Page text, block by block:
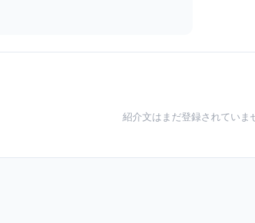
紹介文はまだ登録されていま